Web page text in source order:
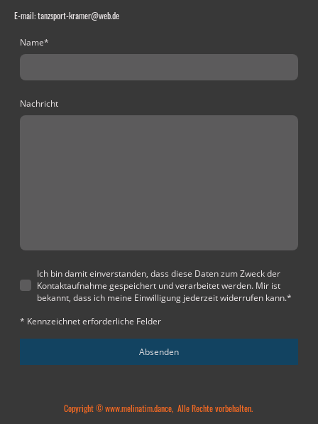
Name*
Nachricht
Ich bin damit einverstanden, dass diese Daten zum Zweck der
Kontaktaufnahme gespeichert und verarbeitet werden. Mir ist
bekannt, dass ich meine Einwilligung jederzeit widerrufen kann.*
* Kennzeichnet erforderliche Felder
Absenden
E-mail: tanzsport-kramer@web.de
Copyright © www.melinatim.dance, Alle Rechte vorbehalten.